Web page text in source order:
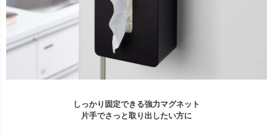
しっかり固定できる強力マグネット
片手でさっと取り出したい方に